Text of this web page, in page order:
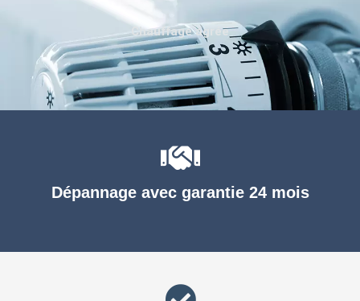
Dépannage avec garantie 24 mois
Chauffage agréé